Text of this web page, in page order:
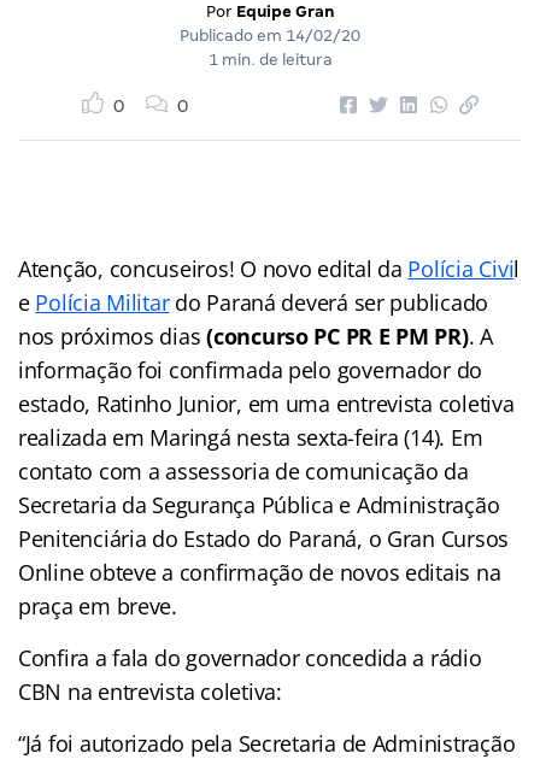
Por Equipe Gran
Publicado em 14/02/20
1 min. de leitura
0 0
Atenção, concuseiros! O novo edital da Polícia Civil
e Polícia Militardo Paraná deverá ser publicado
nos próximos dias(concurso PC PR E PM PR). A
informação foi confirmada pelo governador do
estado, Ratinho Junior, em uma entrevista coletiva
realizada em Maringá nesta sexta-feira (14). Em
contato com a assessoria de comunicação da
Secretaria da Segurança Pública e Administração
Penitenciária do Estado do Paraná, o Gran Cursos
Online obteve a confirmação de novos editais na
praça em breve.
Confira a fala do governador concedida a rádio
CBN na entrevista coletiva:
“Já foi autorizado pela Secretaria de Administração